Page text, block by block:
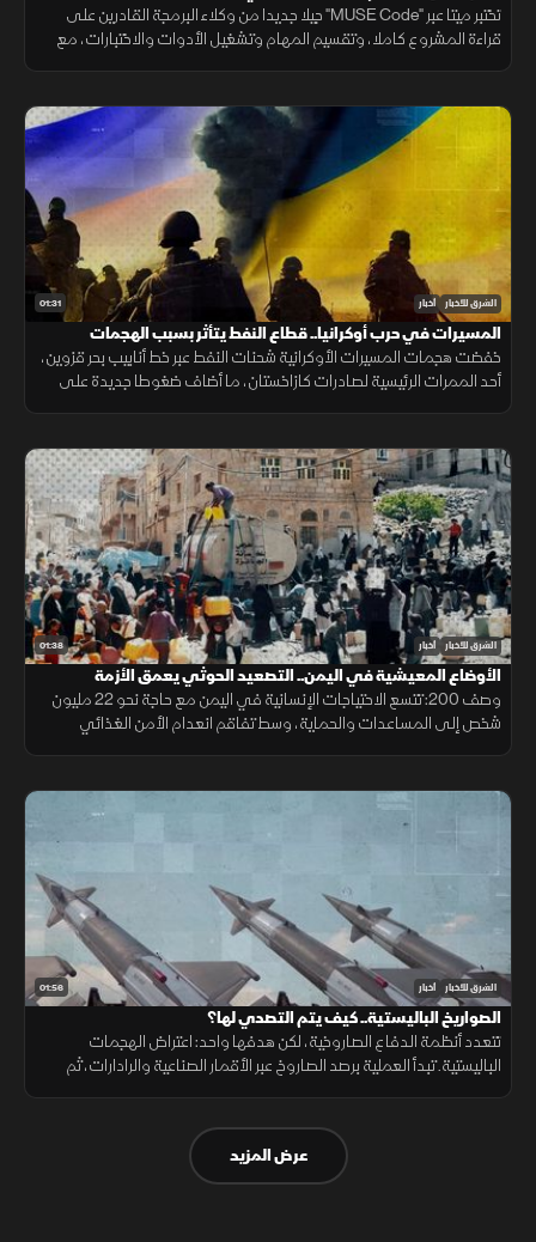
تختبر ميتا عبر "MUSE Code" جيلا جديدا من وكلاء البرمجة القادرين على
قراءة المشروع كاملا، وتقسيم المهام وتشغيل الأدوات والاختبارات، مع
01:31 الشرق للأخبار أخبار
المسيرات في حرب أوكرانيا.. قطاع النفط يتأثر بسبب الهجمات
خفضت هجمات المسيرات الأوكرانية شحنات النفط عبر خط أنابيب بحر قزوين،
أحد الممرات الرئيسية لصادرات كازاخستان، ما أضاف ضغوطا جديدة على
01:38 الشرق للأخبار أخبار
الأوضاع المعيشية في اليمن.. التصعيد الحوثي يعمق الأزمة
وصف 200: تتسع الاحتياجات الإنسانية في اليمن مع حاجة نحو 22 مليون
شخص إلى المساعدات والحماية، وسط تفاقم انعدام الأمن الغذائي
01:56 الشرق للأخبار أخبار
الصواريخ الباليستية.. كيف يتم التصدي لها؟
تتعدد أنظمة الدفاع الصاروخية، لكن هدفها واحد: اعتراض الهجمات
الباليستية. تبدأ العملية برصد الصاروخ عبر الأقمار الصناعية والرادارات، ثم
عرض المزيد